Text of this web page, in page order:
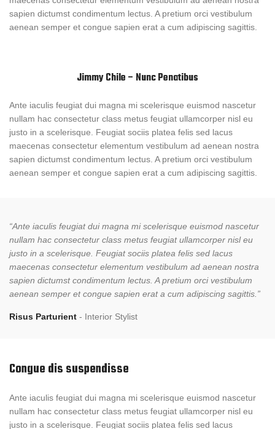
sapien dictumst condimentum lectus. A pretium orci vestibulum
aenean semper et congue sapien erat a cum adipiscing sagittis.
Jimmy Chile – Nunc Penatibus
Ante iaculis feugiat dui magna mi scelerisque euismod nascetur
nullam hac consectetur class metus feugiat ullamcorper nisl eu
justo in a scelerisque. Feugiat sociis platea felis sed lacus
maecenas consectetur elementum vestibulum ad aenean nostra
sapien dictumst condimentum lectus. A pretium orci vestibulum
aenean semper et congue sapien erat a cum adipiscing sagittis.
“Ante iaculis feugiat dui magna mi scelerisque euismod nascetur
nullam hac consectetur class metus feugiat ullamcorper nisl eu
justo in a scelerisque. Feugiat sociis platea felis sed lacus
maecenas consectetur elementum vestibulum ad aenean nostra
sapien dictumst condimentum lectus. A pretium orci vestibulum
aenean semper et congue sapien erat a cum adipiscing sagittis.”
Risus Parturient Interior Stylist
Congue dis suspendisse
Ante iaculis feugiat dui magna mi scelerisque euismod nascetur
nullam hac consectetur class metus feugiat ullamcorper nisl eu
justo in a scelerisque. Feugiat sociis platea felis sed lacus